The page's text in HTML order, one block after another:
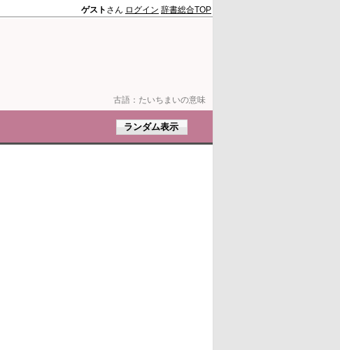
古語： たいちまいの意味
ゲスト さん ログイン 辞書総合TOP